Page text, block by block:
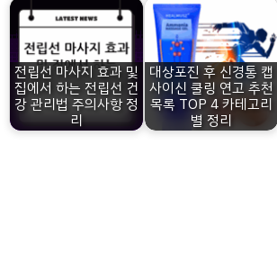
전립선 마사지 효과 및
집에서 하는 전립선 건
강 관리법 주의사항 정
리
대상포진 후 신경통 캡
사이신 쿨링 연고 추천
목록 TOP 4 카테고리
별 정리